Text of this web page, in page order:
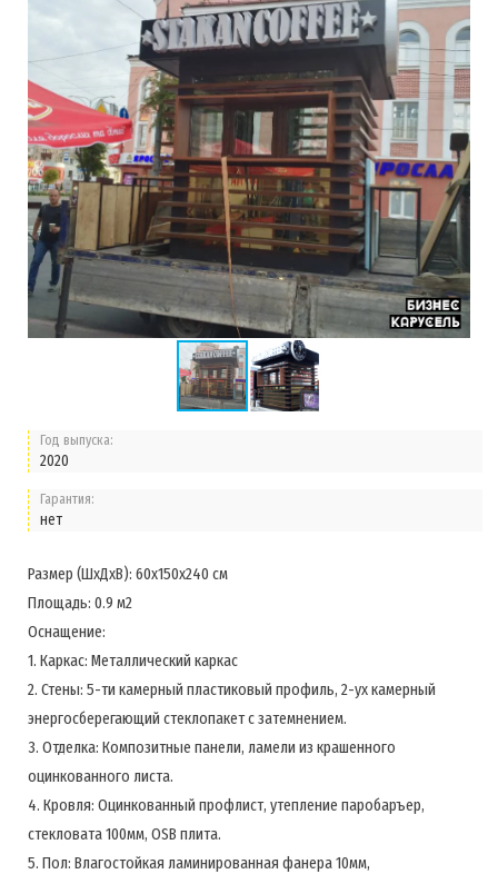
Год выпуска:
2020
Гарантия:
нет
Размер (ШхДхВ): 60х150х240 см
Площадь: 0.9 м2
Оснащение:
1. Каркас: Металлический каркас
2. Стены: 5-ти камерный пластиковый профиль, 2-ух камерный
энергосберегающий стеклопакет с затемнением.
3. Отделка: Композитные панели, ламели из крашенного
оцинкованного листа.
4. Кровля: Оцинкованный профлист, утепление паробаръер,
стекловата 100мм, OSB плита.
5. Пол: Влагостойкая ламинированная фанера 10мм,